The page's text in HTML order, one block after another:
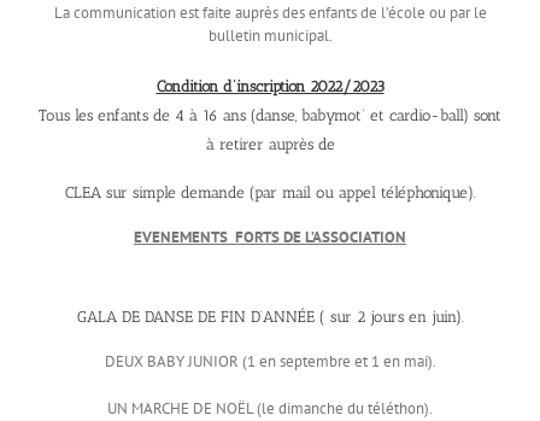
La communication est faite auprès des enfants de l’école ou par le
bulletin municipal.
Condition d’inscription 2022/2023
Tous les enfants de 4 à 16 ans (danse, babymot’ et cardio-ball) sont
à retirer auprès de
CLEA sur simple demande (par mail ou appel téléphonique).
EVENEMENTS FORTS DE L’ASSOCIATION
GALA DE DANSE DE FIN D’ANNÉE ( sur 2 jours en juin).
DEUX BABY JUNIOR (1 en septembre et 1 en mai).
UN MARCHE DE NOËL (le dimanche du téléthon).